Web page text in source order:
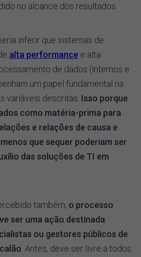
no alcance dos resultados.
inferir que sistemas de
alta performance e alta
de dados (internos e
um papel fundamental na
variáveis descritas. Isso porque
como matéria-prima para
e relações de causa e
que sequer poderiam ser
das soluções de TI em
também, o processo
ser uma ação destinada
ou gestores públicos de
. Antes, deve ser livre a todos